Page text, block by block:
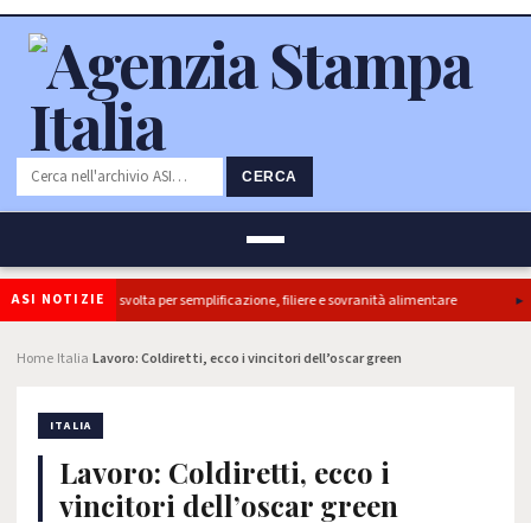
CERCA
ASI NOTIZIE
ok Camera e’ svolta per semplificazione, filiere e sovranità alimentare Il
Home Italia Lavoro: Coldiretti, ecco i vincitori dell’oscar green
ITALIA
Lavoro: Coldiretti, ecco i
vincitori dell’oscar green